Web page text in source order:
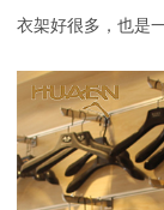
衣架好很多，也是